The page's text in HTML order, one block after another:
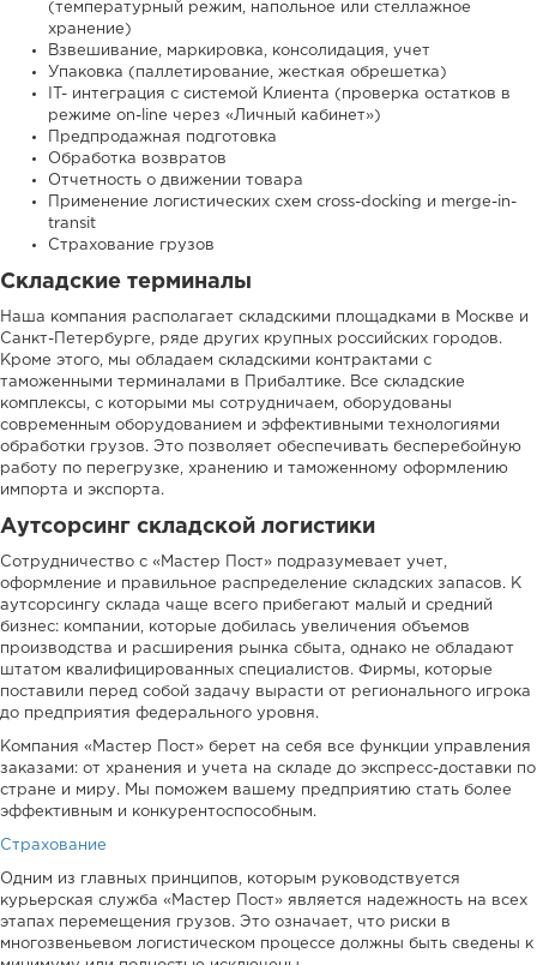
(температурный режим, напольное или стеллажное
хранение)
Взвешивание, маркировка, консолидация, учет
Упаковка (паллетирование, жесткая обрешетка)
IT- интеграция с системой Клиента (проверка остатков в
режиме on-line через «Личный кабинет»)
Предпродажная подготовка
Обработка возвратов
Отчетность о движении товара
Применение логистических схем cross-docking и merge-in-
transit
Страхование грузов
Складские терминалы
Наша компания располагает складскими площадками в Москве и
Санкт-Петербурге, ряде других крупных российских городов.
Кроме этого, мы обладаем складскими контрактами с
таможенными терминалами в Прибалтике. Все складские
комплексы, с которыми мы сотрудничаем, оборудованы
современным оборудованием и эффективными технологиями
обработки грузов. Это позволяет обеспечивать бесперебойную
работу по перегрузке, хранению и таможенному оформлению
импорта и экспорта.
Аутсорсинг складской логистики
Сотрудничество с «Мастер Пост» подразумевает учет,
оформление и правильное распределение складских запасов. К
аутсорсингу склада чаще всего прибегают малый и средний
бизнес: компании, которые добилась увеличения объемов
производства и расширения рынка сбыта, однако не обладают
штатом квалифицированных специалистов. Фирмы, которые
поставили перед собой задачу вырасти от регионального игрока
до предприятия федерального уровня.
Компания «Мастер Пост» берет на себя все функции управления
заказами: от хранения и учета на складе до экспресс-доставки по
стране и миру. Мы поможем вашему предприятию стать более
эффективным и конкурентоспособным.
Страхование
Одним из главных принципов, которым руководствуется
курьерская служба «Мастер Пост» является надежность на всех
этапах перемещения грузов. Это означает, что риски в
многозвеньевом логистическом процессе должны быть сведены к